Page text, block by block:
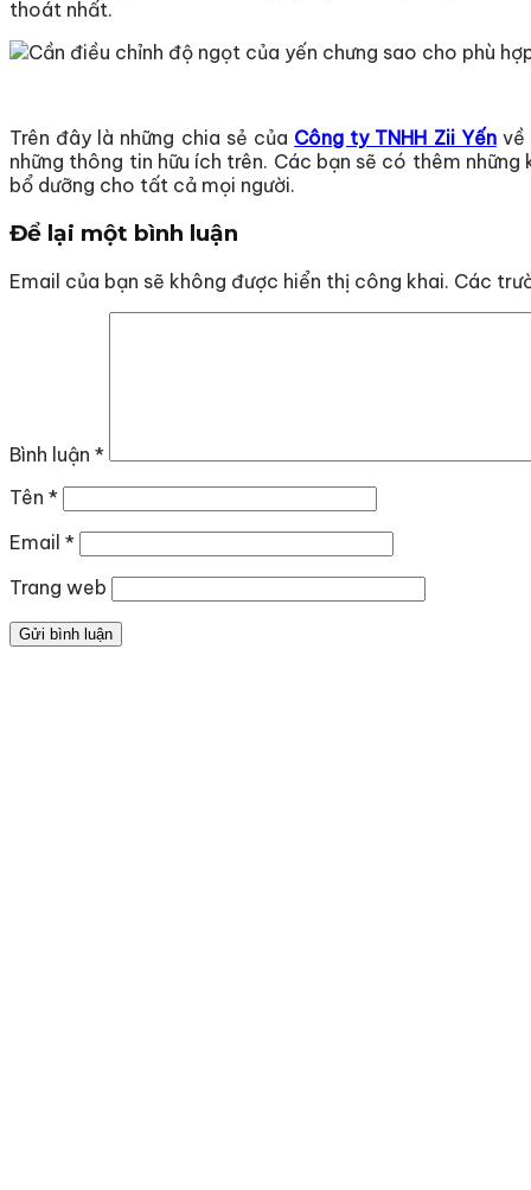
thoát nhất.
Trên đây là những chia sẻ của Công ty TNHH Zii Yếnvề
những thông tin hữu ích trên. Các bạn sẽ có thêm
bổ dưỡng cho tất cả mọi người.
Để lại một bình luận
Email của bạn sẽ không được hiển thị công khai. Các
Bình luận *
Tên *
Email *
Trang web